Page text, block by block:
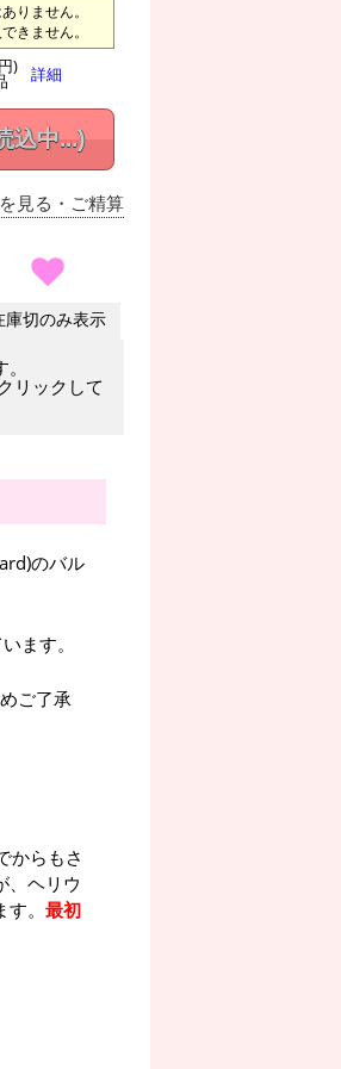
りません。
きません。
) 詳細
込中...)
見る ・ご精算
庫切のみ表示
リックして
のバル
ます。
ご了承
からもさ
、ヘリウ
。 最初